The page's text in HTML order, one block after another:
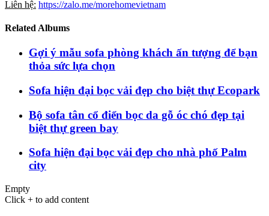
Liên hệ: https://zalo.me/morehomevietnam
Related Albums
Gợi ý mẫu sofa phòng khách ấn tượng để bạn
thỏa sức lựa chọn
Sofa hiện đại bọc vải đẹp cho biệt thự Ecopark
Bộ sofa tân cổ điển bọc da gỗ óc chó đẹp tại
biệt thự green bay
Sofa hiện đại bọc vải đẹp cho nhà phố Palm
city
Empty
Click + to add content